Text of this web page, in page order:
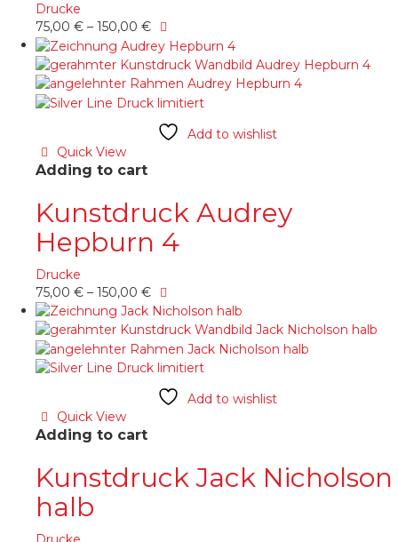
Drucke
75,00 € – 150,00 €
Produkt
weist
mehrere
Varianten
Die
der
Produktseite
gewählt
Add to wishlist
Quick View
Adding to cart
Kunstdruck Audrey
Hepburn 4
Drucke
75,00 € – 150,00 €
Produkt
weist
mehrere
Varianten
Die
der
Produktseite
Add to wishlist
Quick View
Adding to cart
Kunstdruck Jack Nicholson
halb